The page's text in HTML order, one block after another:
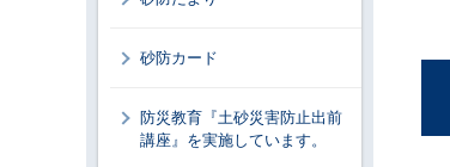
砂防カード
防災教育『土砂災害防止出前
講座』を実施しています。